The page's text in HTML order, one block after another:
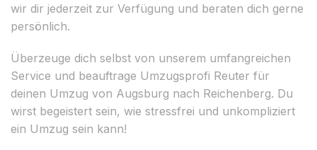
wir dir jederzeit zur Verfügung und beraten dich gerne
persönlich.
Überzeuge dich selbst von unserem umfangreichen
Service und beauftrage Umzugsprofi Reuter für
deinen Umzug von Augsburg nach Reichenberg. Du
wirst begeistert sein, wie stressfrei und unkompliziert
ein Umzug sein kann!